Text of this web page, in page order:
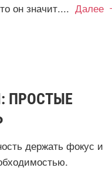
он значит.... Далее
ПРОСТЫЕ
держать фокус и